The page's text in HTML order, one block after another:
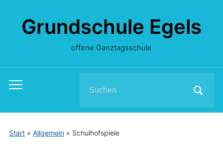
Grundschule Egels
offene Ganztagsschule
Toggle
menu
for:
Start» Allgemein» Schulhofspiele